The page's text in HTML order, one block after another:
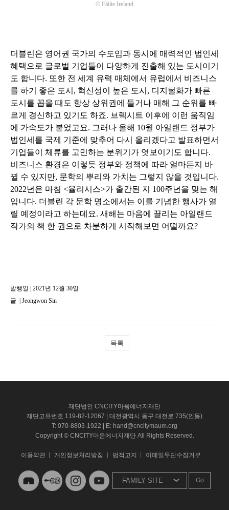
© Fáilte Ireland
더블린은 영어권 국가의 수도임과 동시에 매력적인 법인세
혜택으로 글로벌 기업들이 다양하게 진출해 있는 도시이기
도 합니다. 또한 전 세계 유력 매체에서 유럽에서 비즈니스
를 하기 좋은 도시 , 혁신성이 높은 도시 , 디지털화가 빠른
도시를 꼽을 때도 항상 상위권에 들거나 매해 그 순위를 빠
르게 경신하고 있기도 하죠. 브렉시트 이후에 이런 움직임
에 가속도가 붙었고요. 그러나 올해 10월 아일랜드 정부가
법인세를 국제 기준에 맞추어 다시 올리겠다고 발표하면서
기업들이 체류를 고민하는 분위기가 엿보이기도 합니다.
비즈니스 환경은 이렇듯 정부와 정책에 따라 얼마든지 바
뀔 수 있지만, 문학의 뿌리와 가치는 그렇지 않을 것입니다.
2022년은 마침 <율리시스>가 출간된 지 100주년을 맞는 해
입니다. 더블린 각 문학 명소에서는 이를 기념한 행사가 열
릴 예정이라고 하는데요. 새해는 마음에 끌리는 아일랜드
작가의 책 한 권으로 차분하게 시작해보면 어떨까요?
발행일 | 2021년 12월 30일
글
Jeongwon Sin
목록
재단법인 CNCITY마음에너지재단
재단고유번호 119-82-12067 | 대전광역시 동구 대전로 735(인동)
T: 070-8803-1922 | E: hand@cncitymaum.org
Copyright © CNCITY마음에너지재단 All Rights Reserved.
이용약관 개인정보처리방침 법적고지 이메일무단수집거부
Go